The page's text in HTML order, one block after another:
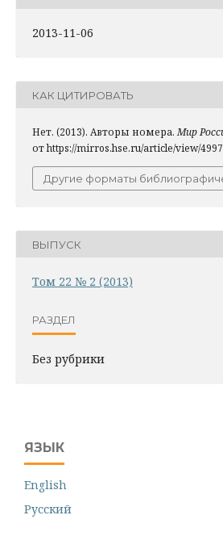
2013-11-06
КАК ЦИТИРОВАТЬ
Нет. (2013). Авторы номера. Мир
от https://mirros.hse.ru/article/view/4997
Другие форматы
ВЫПУСК
Том 22 № 2 (2013)
РАЗДЕЛ
Без рубрики
ЯЗЫК
English
Русский